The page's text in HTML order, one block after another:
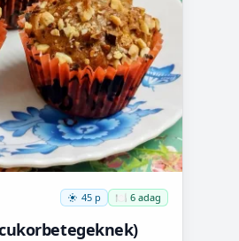
45 p 🍽️ 6 adag